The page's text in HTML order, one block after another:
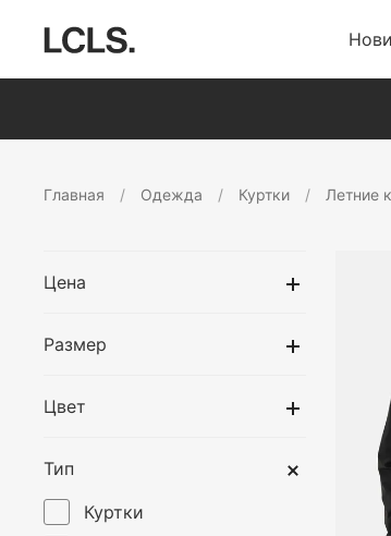
Главная Одежда Куртки Летние
Цена
Размер
Цвет
Тип
Куртки